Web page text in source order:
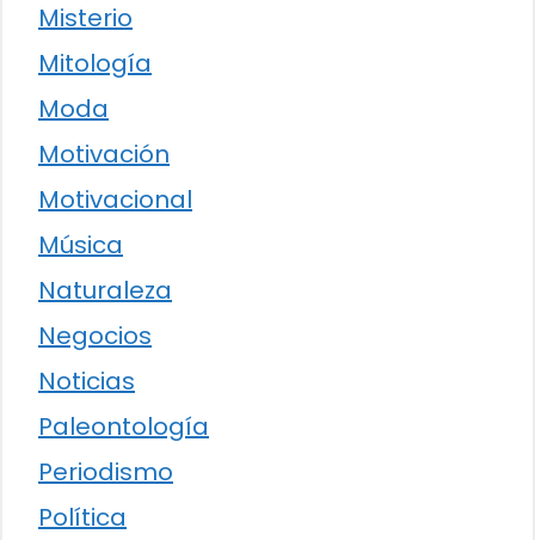
Misterio
Mitología
Moda
Motivación
Motivacional
Música
Naturaleza
Negocios
Noticias
Paleontología
Periodismo
Política